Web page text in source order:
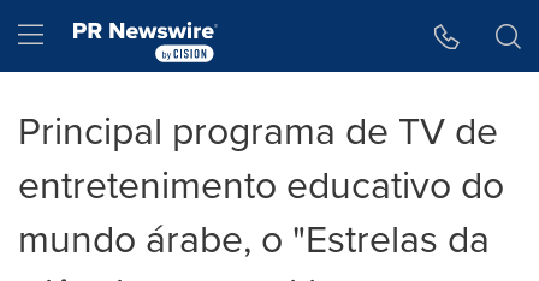
Hamburger menu
Principal programa de TV de
entretenimento educativo do
mundo árabe, o "Estrelas da